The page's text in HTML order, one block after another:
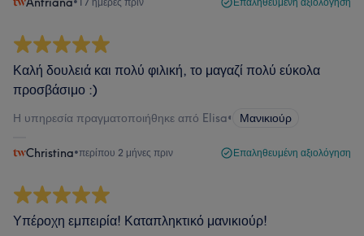
Καλή δουλειά και πολύ φιλική, το μαγαζί πολύ εύκολα
προσβάσιμο :)
Η υπηρεσία πραγματοποιήθηκε από Elisa• Μανικιούρ
Christina•περίπου 2 μήνες πριν Επαληθευμένη αξιολόγηση
Υπέροχη εμπειρία! Καταπληκτικό μανικιούρ!